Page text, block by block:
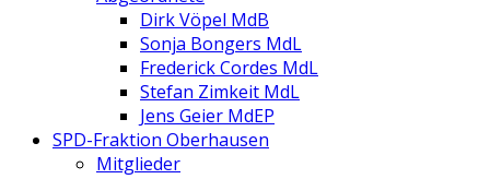
Dirk Vöpel MdB
Sonja Bongers MdL
Frederick Cordes MdL
Stefan Zimkeit MdL
Jens Geier MdEP
SPD-Fraktion Oberhausen
Mitglieder